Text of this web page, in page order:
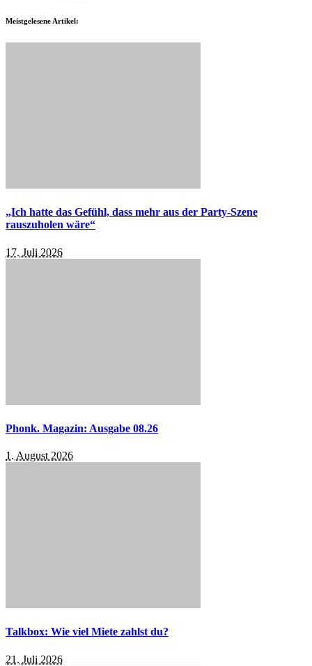
Meistgelesene Artikel:
„Ich hatte das Gefühl, dass mehr aus der Party-Szene
rauszuholen wäre“
17. Juli 2026
Phonk. Magazin: Ausgabe 08.26
1. August 2026
Talkbox: Wie viel Miete zahlst du?
21. Juli 2026